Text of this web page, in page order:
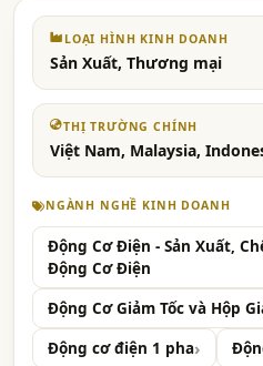
LOẠI HÌNH KINH DOANH
Sản Xuất, Thương mại
THỊ TRƯỜNG CHÍNH
Việt Nam, Malaysia,
NGÀNH NGHỀ KINH DOANH
Động Cơ Điện - Sản Xuất,
Động Cơ Điện
Động Cơ Giảm Tốc và Hộp
Động cơ điện 1 pha